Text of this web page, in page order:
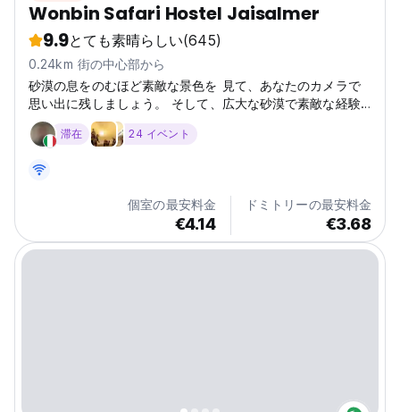
Wonbin Safari Hostel Jaisalmer
9.9とても素晴らしい(645)
0.24km 街の中心部から
砂漠の息をのむほど素敵な景色を 見て、あなたのカメラで
思い出に残しましょう。 そして、広大な砂漠で素敵な経験
を楽しみましょう。
滞在 24 イベント
個室の最安料金
€4.14
ドミトリーの最安料金
€3.68